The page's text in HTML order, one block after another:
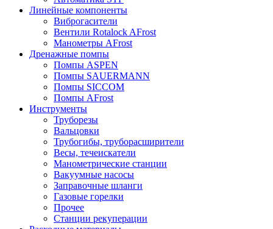
Линейные компоненты
Виброгасители
Вентили Rotalock AFrost
Манометры AFrost
Дренажные помпы
Помпы ASPEN
Помпы SAUERMANN
Помпы SICCOM
Помпы AFrost
Инструменты
Труборезы
Вальцовки
Трубогибы, труборасширители
Весы, течеискатели
Манометрические станции
Вакуумные насосы
Заправочные шланги
Газовые горелки
Прочее
Станции рекуперации